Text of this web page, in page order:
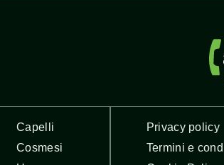
Capelli
Cosmesi
Privacy policy
Termini e